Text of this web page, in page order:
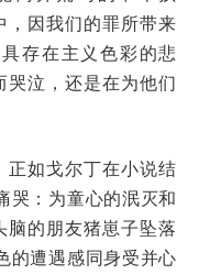
，因我们的罪所带来
存在主义色彩的悲
哭泣，还是在为他们
正如戈尔丁在小说结
哭：为童心的泯灭和
脑的朋友猪崽子坠落
的遭遇感同身受并心